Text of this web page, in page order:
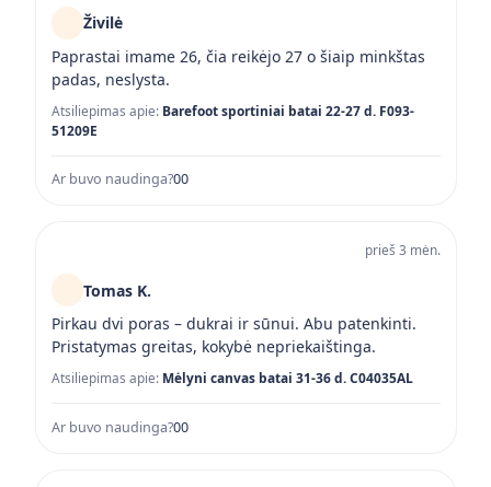
Živilė
Paprastai imame 26, čia reikėjo 27 o šiaip minkštas
padas, neslysta.
Atsiliepimas apie: Barefoot sportiniai batai 22-27 d. F093-
51209E
Ar buvo naudinga?00
prieš 3 mėn.
Tomas K.
Pirkau dvi poras – dukrai ir sūnui. Abu patenkinti.
Pristatymas greitas, kokybė nepriekaištinga.
Atsiliepimas apie: Mėlyni canvas batai 31-36 d. C04035AL
Ar buvo naudinga?00